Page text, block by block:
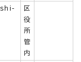
区
役
所
管
内